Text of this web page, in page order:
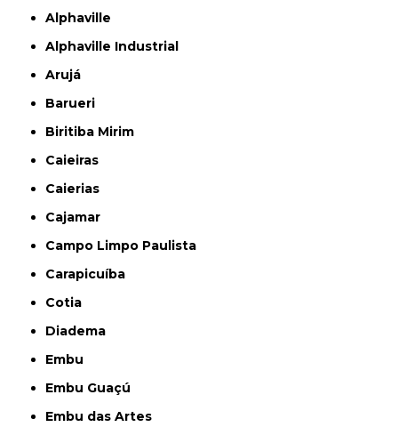
Alphaville
Alphaville Industrial
Arujá
Barueri
Biritiba Mirim
Caieiras
Caierias
Cajamar
Campo Limpo Paulista
Carapicuíba
Cotia
Diadema
Embu
Embu Guaçú
Embu das Artes